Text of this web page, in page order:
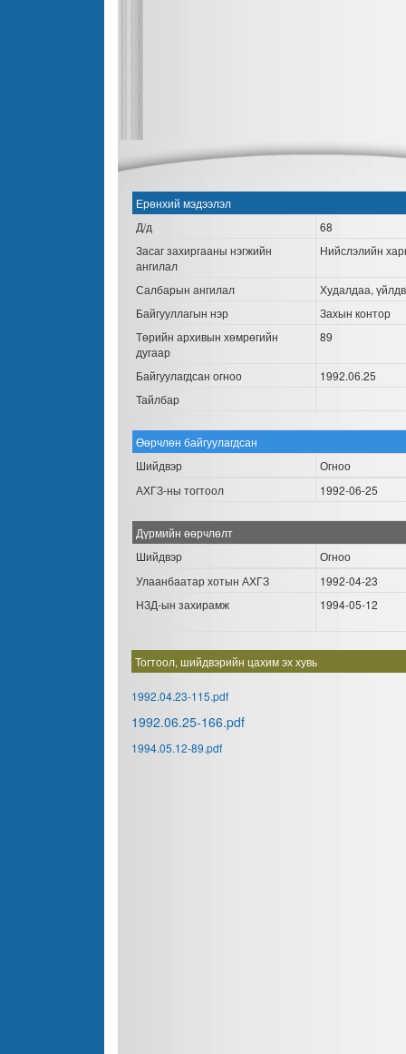
Ерөнхий мэдээлэл
Д/д
68
Засаг захиргааны нэгжийн
ангилал
Нийслэлийн
Салбарын ангилал
Худалдаа,
Байгууллагын нэр
Захын контор
Төрийн архивын хөмрөгийн
дугаар
89
Байгуулагдсан огноо
1992.06.25
Тайлбар
Өөрчлөн байгуулагдсан
Шийдвэр
Огноо
АХГЗ-ны тогтоол
1992-06-25
Дүрмийн өөрчлөлт
Шийдвэр
Огноо
Улаанбаатар хотын АХГЗ
1992-04-23
НЗД-ын захирамж
1994-05-12
Тогтоол, шийдвэрийн цахим эх хувь
1992.04.23-115.pdf
1992.06.25-166.pdf
1994.05.12-89.pdf